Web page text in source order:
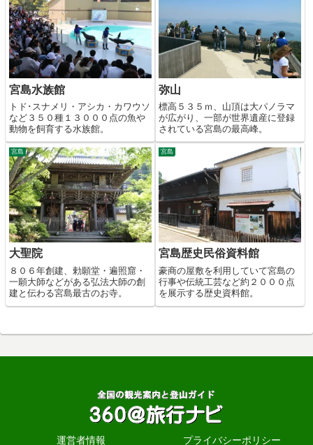
宮島水族館
トド･スナメリ・アシカ・カワウソ
など３５０種１３０００点の魚や
動物を飼育する水族館。
弥山
標高５３５ｍ、山頂は大パノラマ
が広がり、一部が世界遺産に登録
されている宮島の最高峰。
宮島
大聖院
８０６年創建、勅願堂・遍照窟・
一願大師などがある弘法大師の創
建と伝わる宮島最古のお寺。
宮島
宮島歴史民俗資料館
豪商の屋敷を利用していて宮島の
行事や伝統工芸など約２０００点
を展示する歴史資料館。
運営者情報 プライバシーポリシー